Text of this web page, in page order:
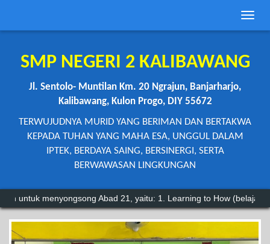
Toggle
SMP NEGERI 2 KALIBAWANG
Jl. Sentolo- Muntilan Km. 20 Ngrajun, Banjarharjo,
Kalibawang, Kulon Progo, DIY 55672
TERWUJUDNYA MURID YANG BERIMAN DAN BERTAKWA
KEPADA TUHAN YANG MAHA ESA, UNGGUL DALAM
IPTEK, BERDAYA SAING, BERSINERGI, SERTA
BERWAWASAN LINGKUNGAN
Abad 21, yaitu: 1. Learning to How (belajar untuk